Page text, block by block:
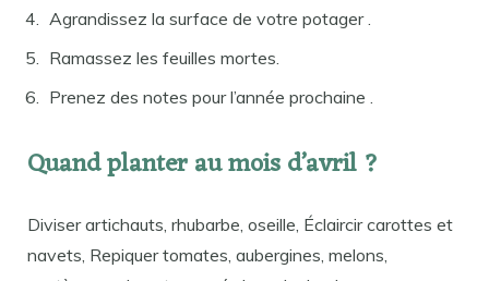
Agrandissez la surface de votre potager .
Ramassez les feuilles mortes.
Prenez des notes pour l’année prochaine .
Quand planter au mois d’avril ?
Diviser artichauts, rhubarbe, oseille, Éclaircir carottes et
navets, Repiquer tomates, aubergines, melons,